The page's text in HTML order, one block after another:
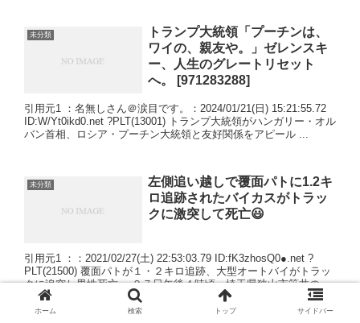
未分類
トランプ大統領「プーチンは、
ワイの、親友や。」ゼレンスキ
ー、人生のグレートリセット
へ。 [971283288]
引用元1 ：名無しさん＠涙目です。：2024/01/21(日) 15:21:55.72
ID:W/Yt0ikd0.net ?PLT(13001) トランプ大統領がハンガリー・オル
バン首相、ロシア・プーチン大統領と友好関係をアピール ...
未分類
左側追い越しで覆面パトに1.2キ
ロ追跡されたバイカスがトラッ
クに激突して死亡😃
引用元1 ：：2021/02/27(土) 22:53:03.79 ID:fK3zhosQ0●.net ?
PLT(21500) 覆面パトが１・２キロ追跡、大型オートバイがトラッ
クに追突し男性死亡 ２７日午後４時頃、埼玉県狭山市笹井の
圏...
ホーム 検索 トップ サイドバー